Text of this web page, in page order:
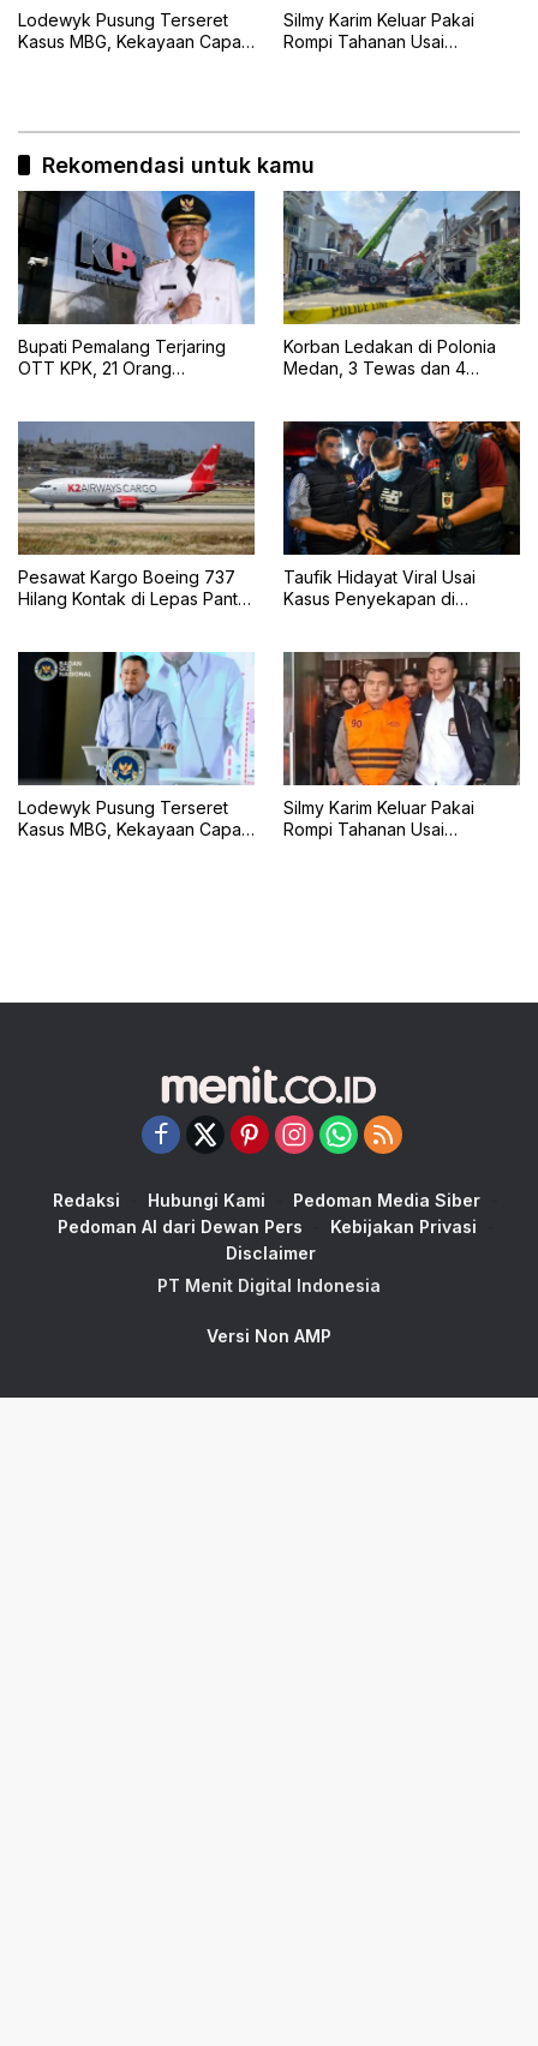
Lodewyk Pusung Terseret
Kasus MBG, Kekayaan Capai
Silmy Karim Keluar Pakai
Rompi Tahanan Usai
Rekomendasi untuk kamu
Bupati Pemalang Terjaring
OTT KPK, 21 Orang
Korban Ledakan di Polonia
Medan, 3 Tewas dan 4
Pesawat Kargo Boeing 737
Hilang Kontak di Lepas Pantai
Taufik Hidayat Viral Usai
Kasus Penyekapan di
Lodewyk Pusung Terseret
Kasus MBG, Kekayaan Capai
Silmy Karim Keluar Pakai
Rompi Tahanan Usai
Redaksi Hubungi Kami
Pedoman Media Siber
Pedoman AI dari Dewan Pers
Kebijakan Privasi
Disclaimer
PT Menit Digital Indonesia
Versi Non AMP